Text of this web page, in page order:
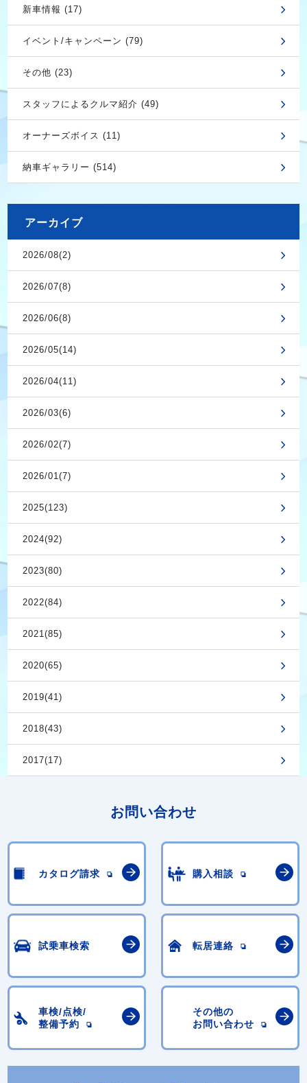
新車情報 (17)
イベント/キャンペーン (79)
その他 (23)
スタッフによるクルマ紹介 (49)
オーナーズボイス (11)
納車ギャラリー (514)
アーカイブ
2026/08(2)
2026/07(8)
2026/06(8)
2026/05(14)
2026/04(11)
2026/03(6)
2026/02(7)
2026/01(7)
2025(123)
2024(92)
2023(80)
2022(84)
2021(85)
2020(65)
2019(41)
2018(43)
2017(17)
お問い合わせ
カタログ請求 購入相談
試乗車検索 転居連絡
車検/点検/
整備予約
その他の
お問い合わせ